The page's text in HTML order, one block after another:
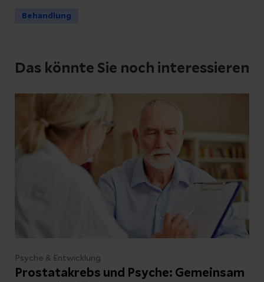
Behandlung
Das könnte Sie noch interessieren
Psyche & Entwicklung
Prostatakrebs und Psyche: Gemeinsam